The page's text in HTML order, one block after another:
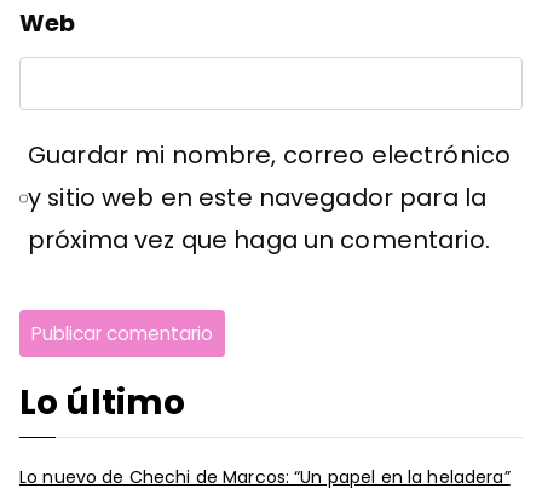
Web
Guardar mi nombre, correo electrónico
y sitio web en este navegador para la
próxima vez que haga un comentario.
Lo último
Lo nuevo de Chechi de Marcos: “Un papel en la heladera”